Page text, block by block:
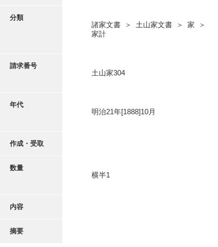
写真・絵はがき
分類
諸家文書 ＞ 土山家文書 ＞ 家 ＞
家計
請求番号
土山家304
年代
明治21年[1888]10月
作成・受取
数量
横半1
内容
摘要